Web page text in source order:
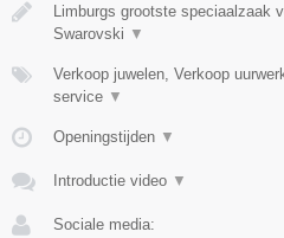
Limburgs grootste speciaalzaak
Swarovski ▼
Verkoop juwelen, Verkoop
service ▼
Openingstijden ▼
Introductie video ▼
Sociale media: